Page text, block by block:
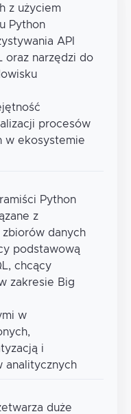
z użyciem
Python
API
oraz narzędzi do
procesów
w ekosystemie
Python
z
danych
podstawową
chcący
zakresie Big
w
i
analitycznych
duże